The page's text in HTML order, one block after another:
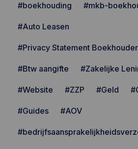
#boekhouding #mkb-
#Auto Leasen
#Privacy Statement
#Btw aangifte #Zakelijke
#Website #ZZP #Geld
#Guides #AOV